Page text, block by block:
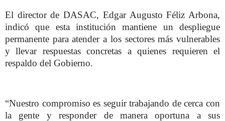
El director de DASAC, Edgar Augusto Féliz Arbona,
indicó que esta institución mantiene un despliegue
permanente para atender a los sectores más vulnerables
y llevar respuestas concretas a quienes requieren el
respaldo del Gobierno.
“Nuestro compromiso es seguir trabajando de cerca con
la gente y responder de manera oportuna a sus